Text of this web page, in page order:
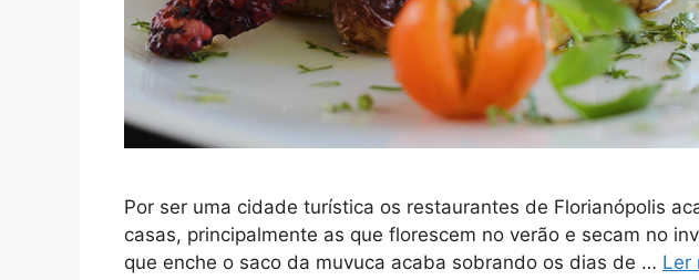
Por ser uma cidade turística os restaurantes de Florianópolis
casas, principalmente as que florescem no verão e secam no
que enche o saco da muvuca acaba sobrando os dias de … Ler